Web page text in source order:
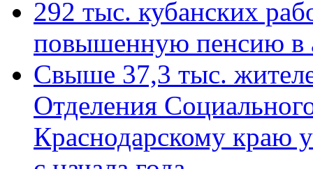
292 тыс. кубанских
повышенную пенсию в
Свыше 37,3 тыс.
Отделения
Краснодарскому краю